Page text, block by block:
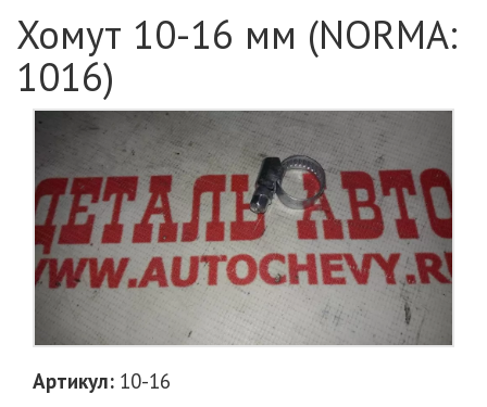
Хомут 10-16 мм (NORMA:
1016)
Артикул: 10-16